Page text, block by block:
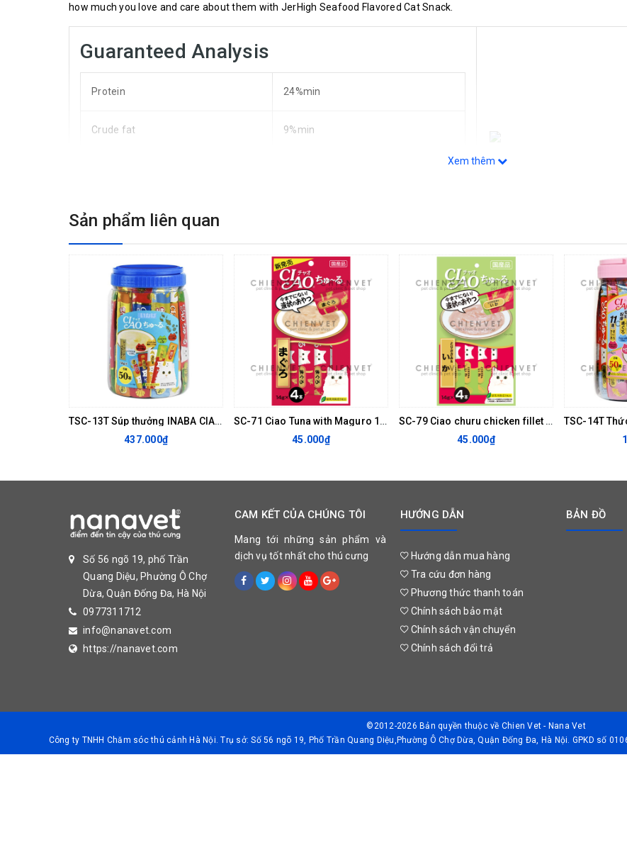
how much you love and care about them with JerHigh Seafood Flavored Cat Snack.
Guaranteed Analysis
Protein 24%min
Crude fat 9%min
Xem thêm
Sản phẩm liên quan
TSC-13T Súp thưởng INABA CIAO Churu hải sản Mix vị hũ 50 thanh
437.000₫
SC-71 Ciao Tuna with Maguro 14gx4
45.000₫
SC-79 Ciao churu chicken fillet & squid 14gx4
45.000₫
Số 56 ngõ 19, phố Trần
Quang Diệu, Phường Ô Chợ
Dừa, Quận Đống Đa, Hà Nội
0977311712
info@nanavet.com
https://nanavet.com
CAM KẾT CỦA CHÚNG TÔI
Mang tới những sản phẩm và
dịch vụ tốt nhất cho thú cưng
HƯỚNG DẪN
Hướng dẫn mua hàng
Tra cứu đơn hàng
Phương thức thanh toán
Chính sách bảo mật
Chính sách vận chuyển
Chính sách đổi trả
BẢN ĐỒ
©2012-2026 Bản quyền thuộc về Chien Vet - Nana Vet
Công ty TNHH Chăm sóc thú cảnh Hà Nội. Trụ sở: Số 56 ngõ 19, Phố Trần Quang Diệu,Phường Ô Chợ Dừa, Quận Đống Đa, Hà Nội. GPKD số